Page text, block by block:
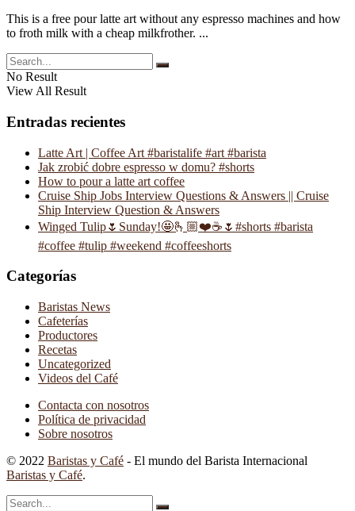
This is a free pour latte art without any espresso machines and how
to froth milk with a cheap milkfrother. ...
No Result
View All Result
Entradas recientes
Latte Art | Coffee Art #baristalife #art #barista
Jak zrobić dobre espresso w domu? #shorts
How to pour a latte art coffee
Cruise Ship Jobs Interview Questions & Answers || Cruise
Ship Interview Question & Answers
Winged Tulip🌷Sunday!🤩🫰🏼❤️☕️🌷#shorts #barista
#coffee #tulip #weekend #coffeeshorts
Categorías
Baristas News
Cafeterías
Productores
Recetas
Uncategorized
Videos del Café
Contacta con nosotros
Política de privacidad
Sobre nosotros
© 2022 Baristas y Café - El mundo del Barista Internacional
Baristas y Café.